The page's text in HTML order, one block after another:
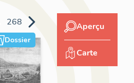
268
Dossier
Aperçu
Carte